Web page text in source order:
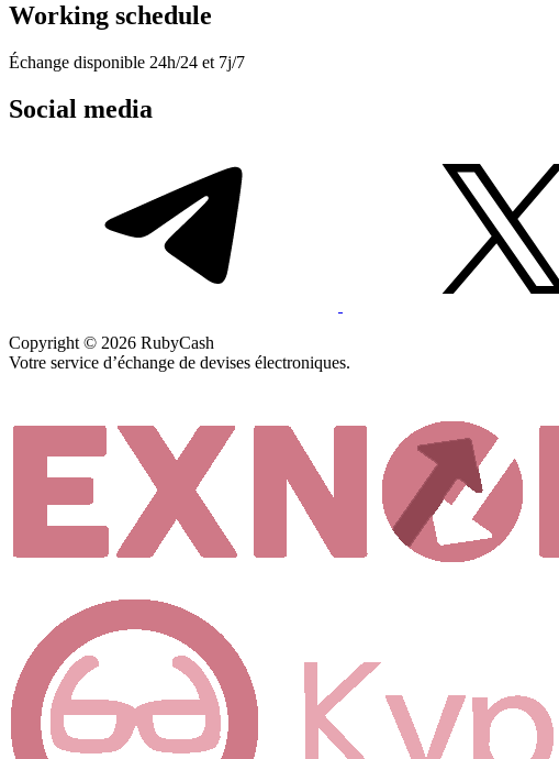
Working schedule
Échange disponible 24h/24 et 7j/7
Social media
Copyright © 2026 RubyCash
Votre service d’échange de devises électroniques.